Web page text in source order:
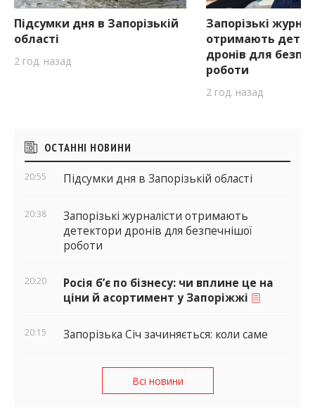
Підсумки дня в Запорізькій
області
2 год. назад
Запорізькі
отримають
дронів для
роботи
2 год. назад
Бічні
віджети
ОСТАННІ НОВИНИ
20:55 Підсумки дня в Запорізькій області
20:38
Запорізькі журналісти отримають
детектори дронів для безпечнішої
роботи
20:20
Росія б’є по бізнесу: чи вплине це на
ціни й асортимент у Запоріжжі
20:15 Запорізька Січ зачиняється: коли саме
Всі новини